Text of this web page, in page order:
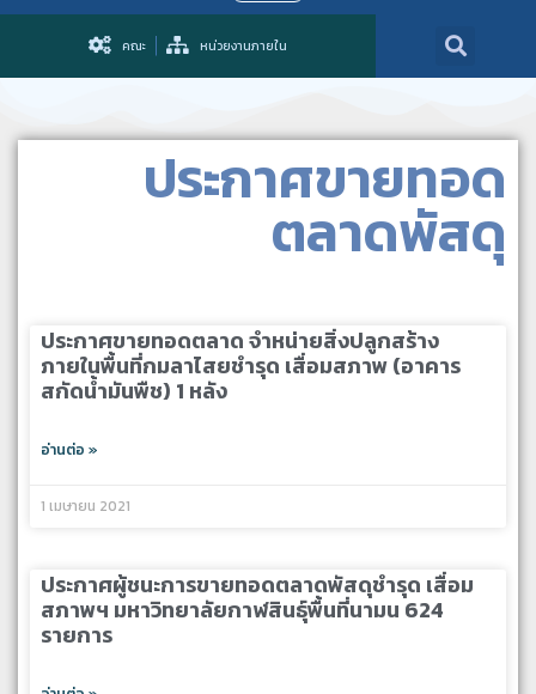
คณะ หน่วยงานภายใน
ประกาศขายทอด
ตลาดพัสดุ
ประกาศขายทอดตลาด จำหน่ายสิ่งปลูกสร้าง
ภายในพื้นที่กมลาไสยชำรุด เสื่อมสภาพ (อาคาร
สกัดน้ำมันพืช) 1 หลัง
อ่านต่อ »
1 เมษายน 2021
ประกาศผู้ชนะการขายทอดตลาดพัสดุชำรุด เสื่อม
สภาพฯ มหาวิทยาลัยกาฬสินธุ์พื้นที่นามน 624
รายการ